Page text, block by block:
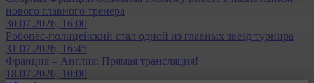
нового главного тренера
30.07.2026, 16:00
Робопёс-полицейский стал одной из главных звезд турнира
31.07.2026, 16:45
Франция – Англия: Прямая трансляция!
18.07.2026, 10:00